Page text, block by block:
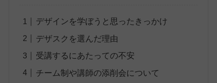
デザインを学ぼうと思ったきっかけ
デザスクを選んだ理由
受講するにあたっての不安
チーム制や講師の添削会について